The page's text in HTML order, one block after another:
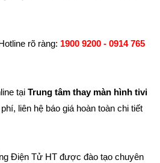
rõ ràng: 1900 9200 - 0914 765
tại Trung tâm thay màn hình tivi
liên hệ báo giá hoàn toàn chi tiết
Điện Tử HT được đào tạo chuyên